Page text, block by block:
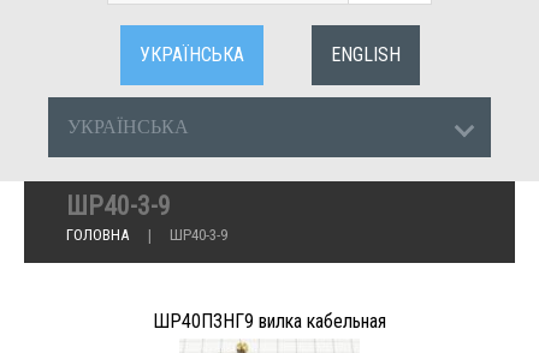
УКРАЇНСЬКА ENGLISH
УКРАЇНСЬКА
ШР40-3-9
ГОЛОВНА ШР40-3-9
ШР40П3НГ9 вилка кабельная